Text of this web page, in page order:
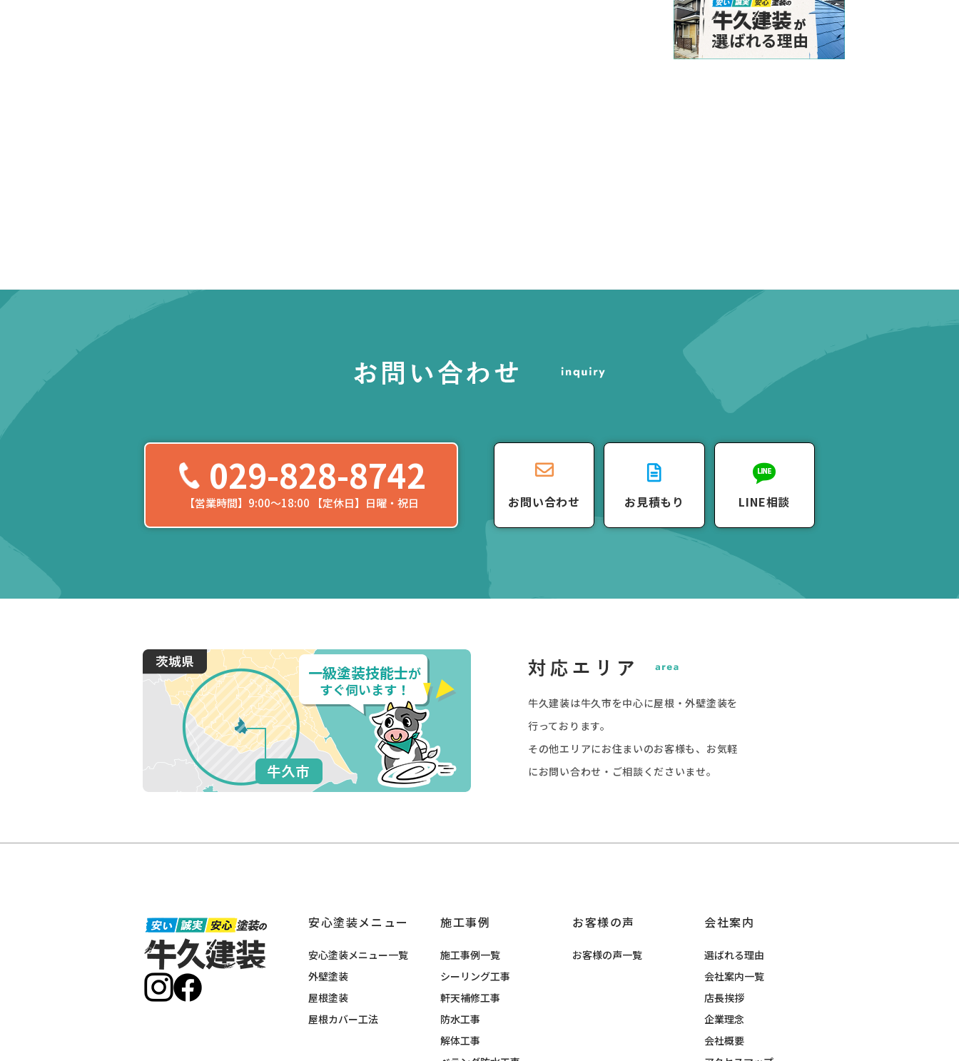
029-828-8742
【営業時間】9:00〜18:00 【定休日】日曜・祝日 お問い合わせ お見積もり LINE相談
牛久建装は牛久市を中心に屋根・外壁塗装を
行っております。
その他エリアにお住まいのお客様も、お気軽
にお問い合わせ・ご相談くださいませ。
安心塗装メニュー
安心塗装メニュー一覧
外壁塗装
屋根塗装
屋根カバー工法
施工事例
施工事例一覧
シーリング工事
軒天補修工事
防水工事
解体工事
お客様の声
お客様の声一覧
会社案内
選ばれる理由
会社案内一覧
店長挨拶
企業理念
会社概要